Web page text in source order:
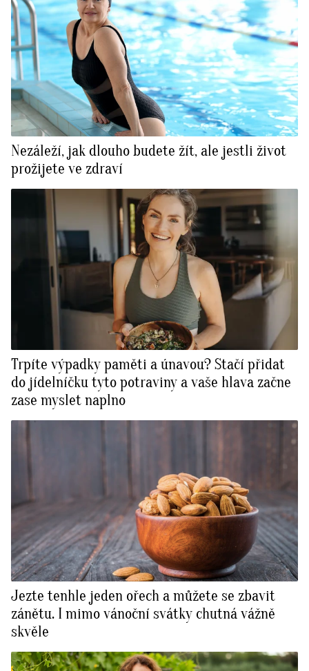
Nezáleží, jak dlouho budete žít, ale jestli život
prožijete ve zdraví
Trpíte výpadky paměti a únavou? Stačí přidat
do jídelníčku tyto potraviny a vaše hlava začne
zase myslet naplno
Jezte tenhle jeden ořech a můžete se zbavit
zánětu. I mimo vánoční svátky chutná vážně
skvěle